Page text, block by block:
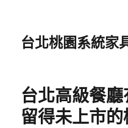
台北桃園系統家
台北高級餐
留得未上市